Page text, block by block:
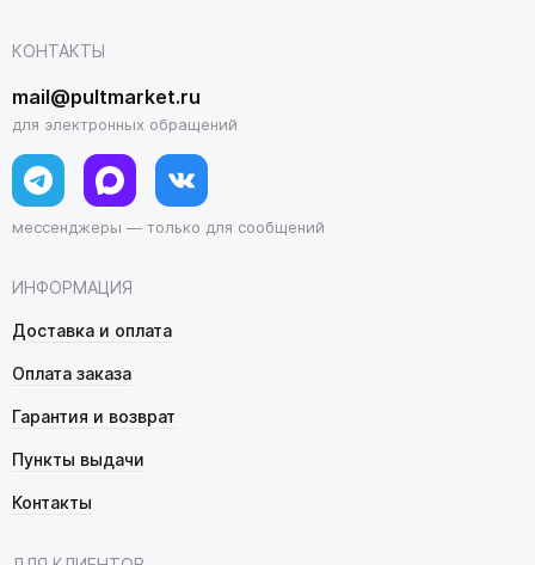
ИНФОРМАЦИЯ
Доставка и оплата
Оплата заказа
Гарантия и возврат
Пункты выдачи
Контакты
КОНТАКТЫ
mail@pultmarket.ru
для электронных обращений
мессенджеры — только для сообщений